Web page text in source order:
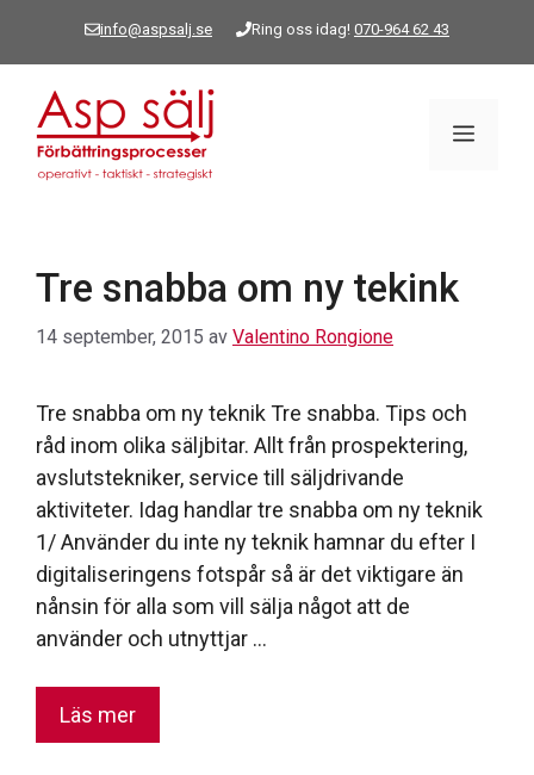
info@aspsalj.se Ring oss idag! 070-964 62 43
Meny
Tre snabba om ny tekink
14 september, 2015 av Valentino Rongione
Tre snabba om ny teknik Tre snabba. Tips och
råd inom olika säljbitar. Allt från prospektering,
avslutstekniker, service till säljdrivande
aktiviteter. Idag handlar tre snabba om ny teknik
1/ Använder du inte ny teknik hamnar du efter I
digitaliseringens fotspår så är det viktigare än
nånsin för alla som vill sälja något att de
använder och utnyttjar …
Läs mer